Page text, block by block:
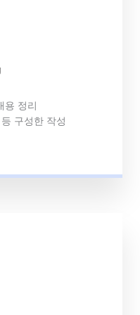
용 정리
구성한 작성